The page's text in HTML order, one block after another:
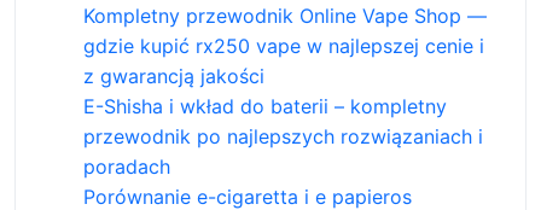
Kompletny przewodnik Online Vape Shop —
gdzie kupić rx250 vape w najlepszej cenie i
z gwarancją jakości
E-Shisha i wkład do baterii – kompletny
przewodnik po najlepszych rozwiązaniach i
poradach
Porównanie e-cigaretta i e papieros